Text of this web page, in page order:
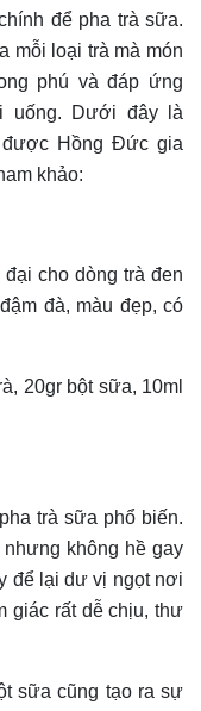
để pha trà sữa.
mỗi loại trà mà món
phú và đáp ứng
uống. Dưới đây là
Hồng Đức gia
khảo:
cho dòng trà đen
đà, màu đẹp, có
20gr bột sữa, 10ml
trà sữa phổ biến.
không hề gay
để lại dư vị ngọt nơi
giác rất dễ chịu, thư
sữa cũng tạo ra sự